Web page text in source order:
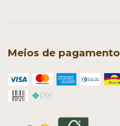
Meios de pagamento